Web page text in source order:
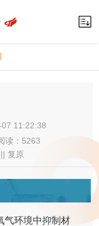
11:22:38
读：5263
复原
气环境中抑制材